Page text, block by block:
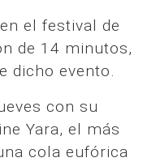
el festival de
de 14 minutos,
dicho evento.
con su
Yara, el más
cola eufórica